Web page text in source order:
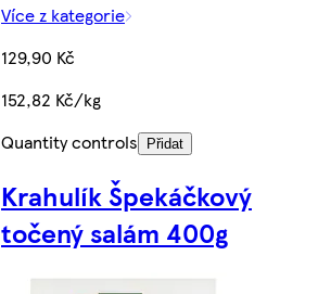
Více z kategorie
129,90 Kč
152,82 Kč/kg
Quantity controls
Přidat
Krahulík Špekáčkový
točený salám 400g